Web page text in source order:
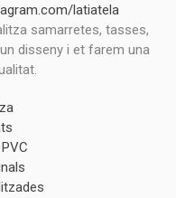
latiatela
samarretes, tasses,
disseny i et farem una